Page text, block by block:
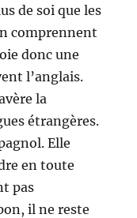
de soi que les
comprennent
donc une
l’anglais.
la
étrangères.
Elle
en toute
pas
il ne reste